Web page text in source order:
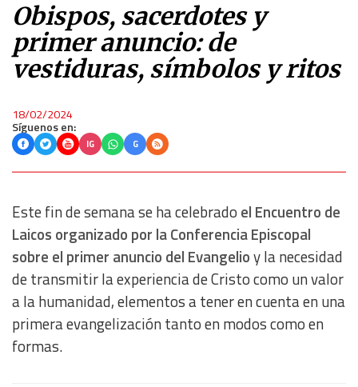
Obispos, sacerdotes y
primer anuncio: de
vestiduras, símbolos y ritos
18/02/2024
Síguenos en:
IG G
Este fin de semana se ha celebrado el Encuentro de
Laicos organizado por la Conferencia Episcopal
sobre el primer anuncio del Evangelioy la necesidad
de transmitir la experiencia de Cristo como un valor
a la humanidad, elementos a tener en cuenta en una
primera evangelización tanto en modos como en
formas.